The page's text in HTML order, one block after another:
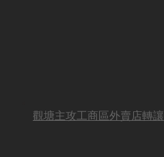
觀塘主攻工商區外賣店轉讓